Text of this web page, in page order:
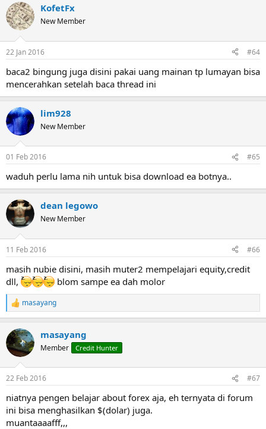
KofetFx
New Member
22 Jan 2016 #64
baca2 bingung juga disini pakai uang mainan tp lumayan bisa
mencerahkan setelah baca thread ini
lim928
New Member
01 Feb 2016 #65
waduh perlu lama nih untuk bisa download ea botnya..
dean legowo
New Member
11 Feb 2016 #66
masih nubie disini, masih muter2 mempelajari equity,credit
dll,
blom sampe ea dah molor
R
e
c
t
i
s
masayang
masayang
Member Credit Hunter
22 Feb 2016 #67
niatnya pengen belajar about forex aja, eh ternyata di forum
ini bisa menghasilkan $(dolar) juga.
muantaaaafff,,,